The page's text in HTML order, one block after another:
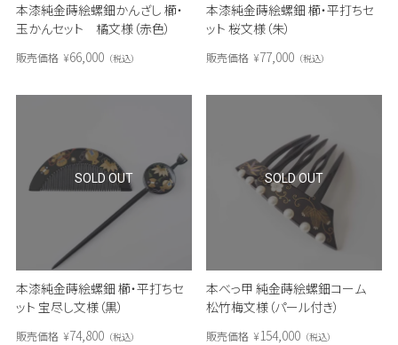
本漆純金蒔絵螺鈿かんざし 櫛・
玉かんセット 橘文様（赤色）
販売価格 ¥66,000 税込
本漆純金蒔絵螺鈿 櫛・平打ちセ
ット 桜文様（朱）
販売価格 ¥77,000 税込
本漆純金蒔絵螺鈿 櫛・平打ちセ
ット 宝尽し文様（黒）
販売価格 ¥74,800 税込
SOLD OUT
本べっ甲 純金蒔絵螺鈿コーム
松竹梅文様（パール付き）
販売価格 ¥154,000 税込
SOLD OUT